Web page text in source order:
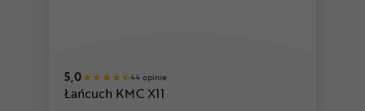
5,0 44 opinie
Łańcuch KMC X11